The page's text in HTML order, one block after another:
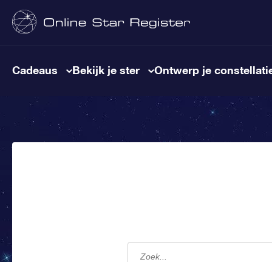
Cadeaus Bekijk je ster Ontwerp je